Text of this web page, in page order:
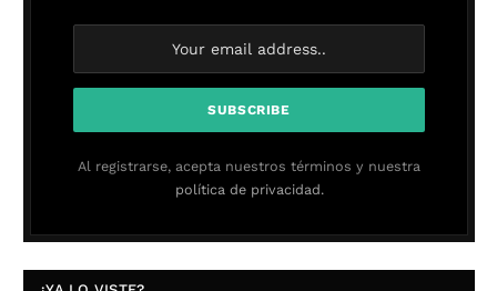
Al registrarse, acepta nuestros términos y nuestra
política de privacidad.